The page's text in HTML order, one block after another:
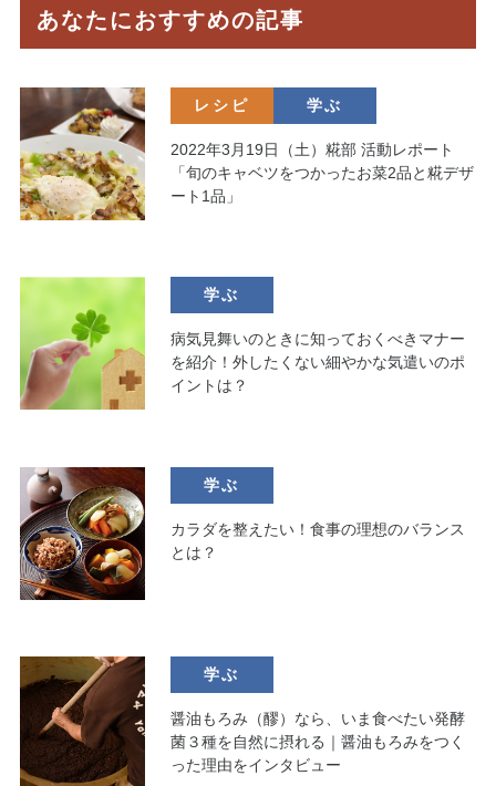
あなたにおすすめの記事
レシピ 学ぶ
2022年3月19日（土）糀部 活動レポート
「旬のキャベツをつかったお菜2品と糀デザ
ート1品」
学ぶ
病気見舞いのときに知っておくべきマナー
を紹介！外したくない細やかな気遣いのポ
イントは？
学ぶ
カラダを整えたい！食事の理想のバランス
とは？
学ぶ
醤油もろみ（醪）なら、いま食べたい発酵
菌３種を自然に摂れる｜醤油もろみをつく
った理由をインタビュー